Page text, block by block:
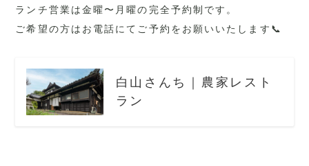
ランチ営業は金曜〜月曜の完全予約制です。
ご希望の方はお電話にてご予約をお願いいたします📞
白山さんち｜農家レスト
ラン